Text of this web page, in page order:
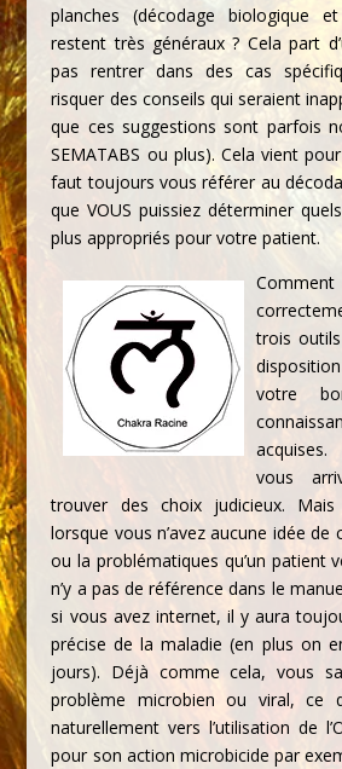
planches (décodage biologique
restent très généraux ? Cela part
pas rentrer dans des cas
risquer des conseils qui seraient
que ces suggestions sont parfois
SEMATABS ou plus). Cela vient
faut toujours vous référer au
que VOUS puissiez déterminer
plus appropriés pour votre patient.
trois
votre
vous
trouver des choix judicieux.
lorsque vous n’avez aucune idée de
ou la problématiques qu’un patient
n’y a pas de référence dans le
si vous avez internet, il y aura
précise de la maladie (en plus on
jours). Déjà comme cela, vous
problème microbien ou viral, ce
naturellement vers l’utilisation de
pour son action microbicide par